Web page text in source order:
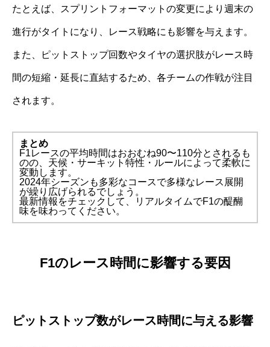
たとえば、スプリントフォーマットの変更により週末の
進行がタイトになり、レース戦略にも影響を与えます。
また、ピットストップ回数やタイヤの選択肢がレース時
間の短縮・延長に直結するため、各チームの作戦が注目
されます。
まとめ
F1レースの平均時間はおおむね90〜110分とされるも
のの、天候・サーキット特性・ルールによって柔軟に
変動します。
2024年シーズンも多彩なコースで多様なレース展開
が繰り広げられるでしょう。
最新情報をチェックして、リアルタイムでF1の醍醐
味を味わってください。
F1のレース時間に影響する要因
ピットストップ数がレース時間に与える影響